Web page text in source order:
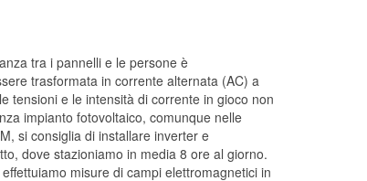
tra i pannelli e le persone è
trasformata in corrente alternata (AC) a
tensioni e le intensità di corrente in gioco non
impianto fotovoltaico, comunque nelle
si consiglia di installare inverter e
dove stazioniamo in media 8 ore al giorno.
misure di campi elettromagnetici in